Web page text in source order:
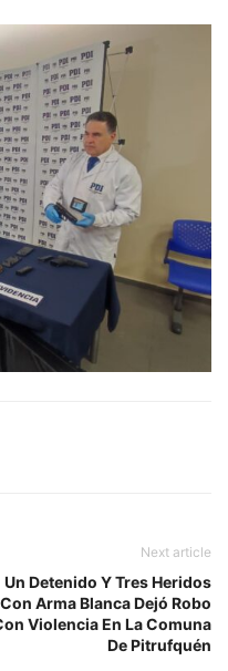
Next article
Un Detenido Y Tres Heridos
Con Arma Blanca Dejó Robo
Violencia En La Comuna
De Pitrufquén